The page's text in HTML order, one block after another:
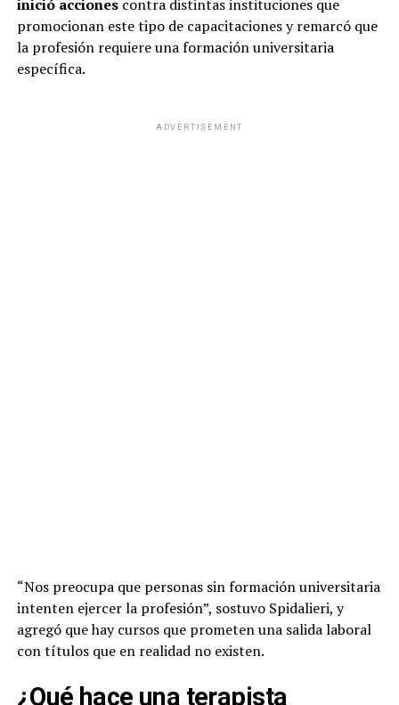
inició acciones contra distintas instituciones que
promocionan este tipo de capacitaciones y remarcó que
la profesión requiere una formación universitaria
específica.
ADVERTISEMENT
“Nos preocupa que personas sin formación universitaria
intenten ejercer la profesión”, sostuvo Spidalieri, y
agregó que hay cursos que prometen una salida laboral
con títulos que en realidad no existen.
¿Qué hace una terapista